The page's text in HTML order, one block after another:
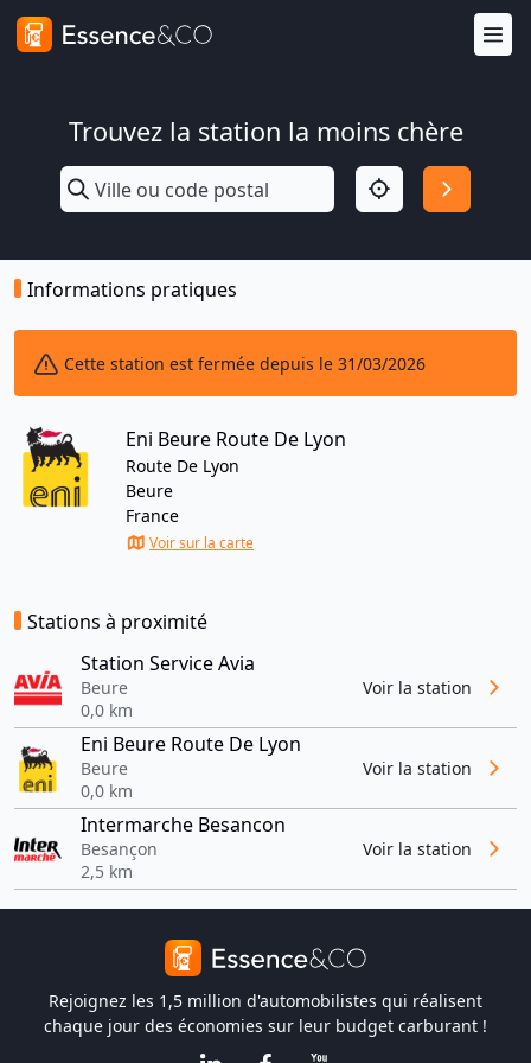
Trouvez la station la moins chère
Informations pratiques
Cette station est fermée depuis le 31/03/2026
Eni Beure Route De Lyon
Route De Lyon
Beure
France
Voir sur la carte
Stations à proximité
Station Service Avia
Beure
0,0 km
Voir la station
Eni Beure Route De Lyon
Beure
0,0 km
Voir la station
Intermarche Besancon
Besançon
2,5 km
Voir la station
Rejoignez les 1,5 million d'automobilistes qui réalisent
chaque jour des économies sur leur budget carburant !